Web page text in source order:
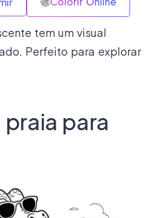
tem um visual
Perfeito para explorar
praia para